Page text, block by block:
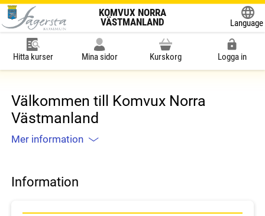
KOMVUX NORRA
VÄSTMANLAND
Language
Hitta kurser Mina sidor Kurskorg Logga in
Välkommen till Komvux Norra
Västmanland
Mer information
Information